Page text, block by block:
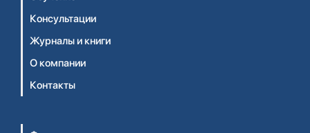
Консультации
Журналы и книги
О компании
Контакты